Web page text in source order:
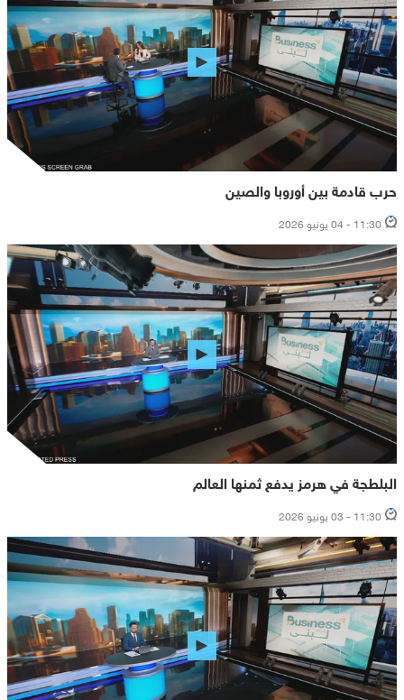
حرب قادمة بين أوروبا والصين
11:30 - 04 يونيو 2026
البلطجة في هرمز يدفع ثمنها العالم
11:30 - 03 يونيو 2026